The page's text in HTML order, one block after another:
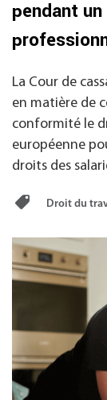
pendant
La Cour de
en matière de
conformité le
européenne
droits des
Droit du